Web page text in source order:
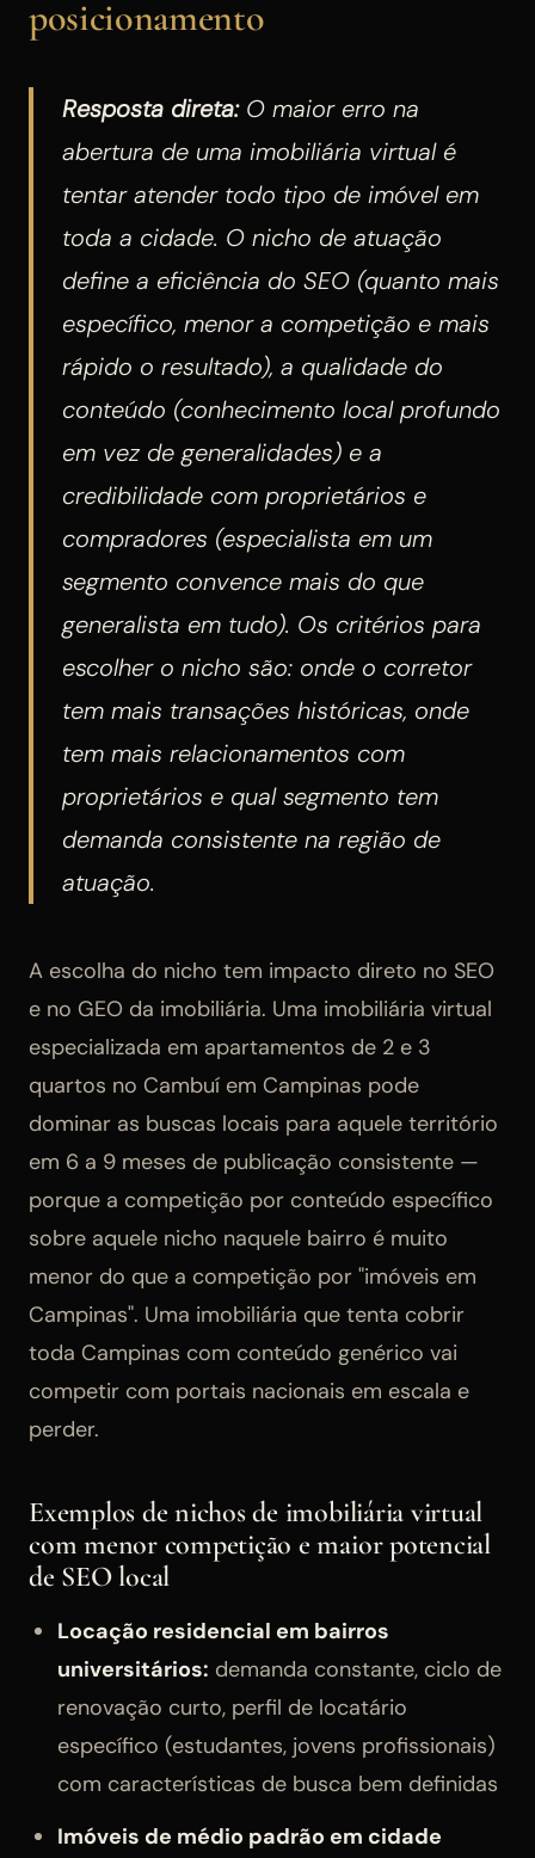
posicionamento
Resposta direta:O maior erro na
abertura de uma imobiliária virtual é
tentar atender todo tipo de imóvel em
toda a cidade. O nicho de atuação
define a eficiência do SEO (quanto mais
específico, menor a competição e mais
rápido o resultado), a qualidade do
conteúdo (conhecimento local profundo
em vez de generalidades) e a
credibilidade com proprietários e
compradores (especialista em um
segmento convence mais do que
generalista em tudo). Os critérios para
escolher o nicho são: onde o corretor
tem mais transações históricas, onde
tem mais relacionamentos com
proprietários e qual segmento tem
demanda consistente na região de
atuação.
A escolha do nicho tem impacto direto no SEO
e no GEO da imobiliária. Uma imobiliária virtual
especializada em apartamentos de 2 e 3
quartos no Cambuí em Campinas pode
dominar as buscas locais para aquele território
em 6 a 9 meses de publicação consistente —
porque a competição por conteúdo específico
sobre aquele nicho naquele bairro é muito
menor do que a competição por "imóveis em
Campinas". Uma imobiliária que tenta cobrir
toda Campinas com conteúdo genérico vai
competir com portais nacionais em escala e
perder.
Exemplos de nichos de imobiliária virtual
com menor competição e maior potencial
de SEO local
Locação residencial em bairros
universitários: demanda constante, ciclo de
renovação curto, perfil de locatário
específico (estudantes, jovens profissionais)
com características de busca bem definidas
Imóveis de médio padrão em cidade